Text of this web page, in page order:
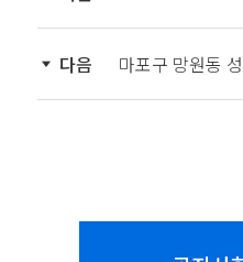
다음 마포구 망원동